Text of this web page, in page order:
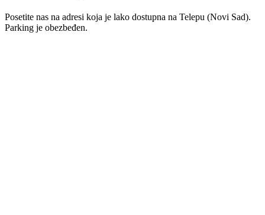
Posetite nas na adresi koja je lako dostupna na Telepu (Novi Sad).
Parking je obezbeđen.